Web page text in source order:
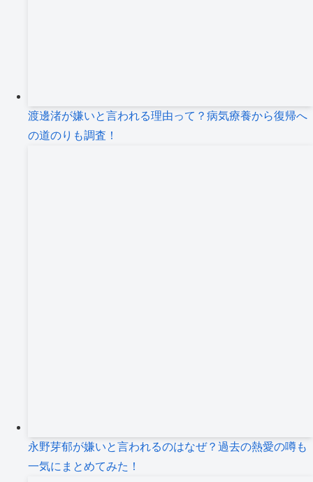
渡邊渚が嫌いと言われる理由って？病気療養から復帰へ
の道のりも調査！
永野芽郁が嫌いと言われるのはなぜ？過去の熱愛の噂も
一気にまとめてみた！